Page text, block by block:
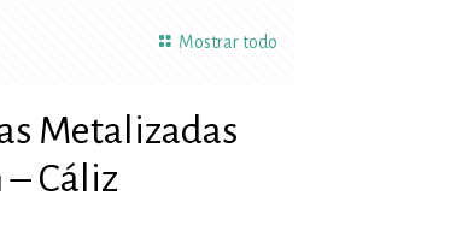
Mostrar todo
Metalizadas
– Cáliz